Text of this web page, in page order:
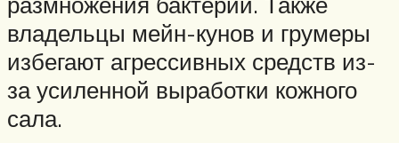
владельцы мейн-кунов и грумеры
избегают агрессивных средств из-
за усиленной выработки кожного
сала.